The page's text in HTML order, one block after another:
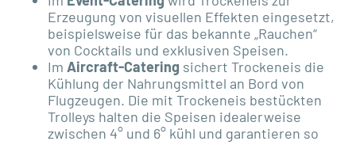
Erzeugung von visuellen Effekten eingesetzt,
beispielsweise für das bekannte „Rauchen“
von Cocktails und exklusiven Speisen.
Im Aircraft-Catering sichert Trockeneis die
Kühlung der Nahrungsmittel an Bord von
Flugzeugen. Die mit Trockeneis bestückten
Trolleys halten die Speisen idealerweise
zwischen 4° und 6° kühl und garantieren so